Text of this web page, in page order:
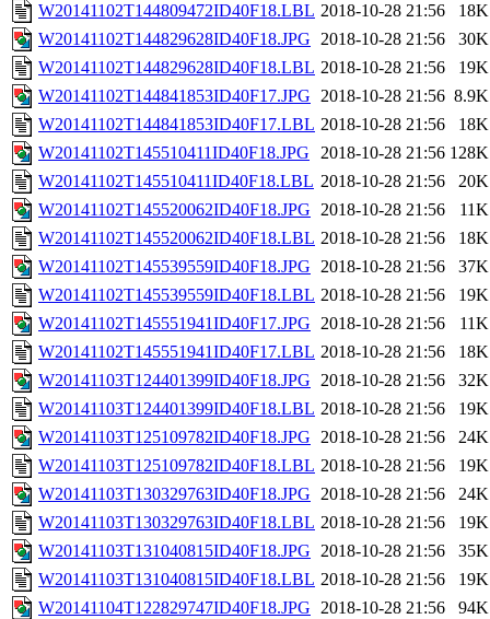
W20141102T144809472ID40F18.LBL 2018-10-28 21:56
18K
W20141102T144829628ID40F18.JPG 2018-10-28 21:56
30K
W20141102T144829628ID40F18.LBL 2018-10-28 21:56
19K
W20141102T144841853ID40F17.JPG 2018-10-28 21:56 8.9K
W20141102T144841853ID40F17.LBL 2018-10-28 21:56
18K
W20141102T145510411ID40F18.JPG
2018-10-28 21:56 128K
W20141102T145510411ID40F18.LBL 2018-10-28 21:56
20K
W20141102T145520062ID40F18.JPG 2018-10-28 21:56
11K
W20141102T145520062ID40F18.LBL 2018-10-28 21:56
18K
W20141102T145539559ID40F18.JPG 2018-10-28 21:56
37K
W20141102T145539559ID40F18.LBL 2018-10-28 21:56
19K
W20141102T145551941ID40F17.JPG 2018-10-28 21:56
11K
W20141102T145551941ID40F17.LBL 2018-10-28 21:56
18K
W20141103T124401399ID40F18.JPG 2018-10-28 21:56
32K
W20141103T124401399ID40F18.LBL 2018-10-28 21:56
19K
W20141103T125109782ID40F18.JPG 2018-10-28 21:56
24K
W20141103T125109782ID40F18.LBL 2018-10-28 21:56
19K
W20141103T130329763ID40F18.JPG 2018-10-28 21:56
24K
W20141103T130329763ID40F18.LBL 2018-10-28 21:56
19K
W20141103T131040815ID40F18.JPG 2018-10-28 21:56
35K
W20141103T131040815ID40F18.LBL 2018-10-28 21:56
19K
W20141104T122829747ID40F18.JPG 2018-10-28 21:56
94K